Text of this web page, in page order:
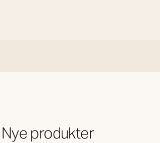
Nye produkter